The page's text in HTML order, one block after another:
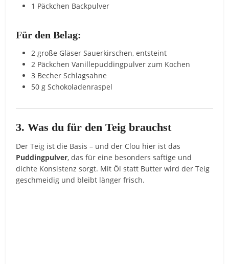
1 Päckchen Backpulver
Für den Belag:
2 große Gläser Sauerkirschen, entsteint
2 Päckchen Vanillepuddingpulver zum Kochen
3 Becher Schlagsahne
50 g Schokoladenraspel
3. Was du für den Teig brauchst
Der Teig ist die Basis – und der Clou hier ist das
Puddingpulver, das für eine besonders saftige und
dichte Konsistenz sorgt. Mit Öl statt Butter wird der Teig
geschmeidig und bleibt länger frisch.